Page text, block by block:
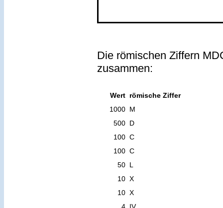
Die römischen Ziffern
zusammen:
Wert römische Ziffer
1000 M
500 D
100 C
100 C
50 L
10 X
10 X
4 IV